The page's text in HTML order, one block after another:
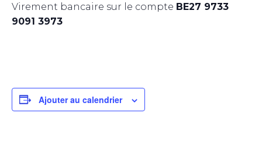
Virement bancaire sur le compte BE27 9733
9091 3973
Ajouter au calendrier